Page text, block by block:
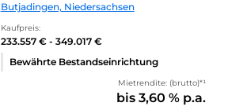
Butjadingen, Niedersachsen
Kaufpreis:
233.557 € - 349.017 €
Bewährte Bestandseinrichtung
Mietrendite: (brutto)*¹
bis 3,60 % p.a.